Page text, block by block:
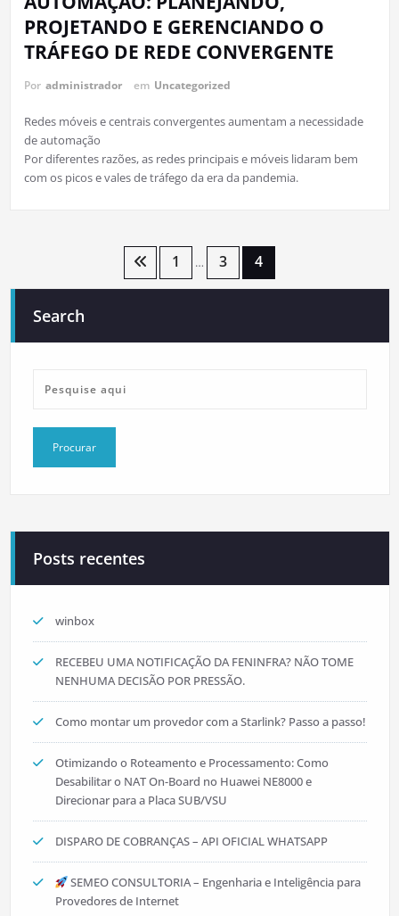
PROJETANDO E GERENCIANDO O
TRÁFEGO DE REDE CONVERGENTE
Por administrador em Uncategorized
Redes móveis e centrais convergentes aumentam a necessidade
de automação
Por diferentes razões, as redes principais e móveis lidaram bem
com os picos e vales de tráfego da era da pandemia.
de
posts
1 … 3 4
Search
Posts recentes
winbox
RECEBEU UMA NOTIFICAÇÃO DA FENINFRA? NÃO TOME
NENHUMA DECISÃO POR PRESSÃO.
Como montar um provedor com a Starlink? Passo a passo!
Otimizando o Roteamento e Processamento: Como
Desabilitar o NAT On-Board no Huawei NE8000 e
Direcionar para a Placa SUB/VSU
DISPARO DE COBRANÇAS – API OFICIAL WHATSAPP
SEMEO CONSULTORIA – Engenharia e Inteligência para
Provedores de Internet